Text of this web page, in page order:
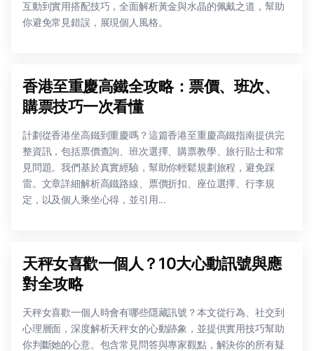
互動到實用搭配技巧，全面解析黃金與水晶的佩戴之道，幫助
你避免常見錯誤，展現個人風格。
香港至重慶高鐵全攻略：票價、班次、
購票技巧一次看懂
計劃從香港坐高鐵到重慶嗎？這篇香港至重慶高鐵指南提供完
整資訊，包括票價查詢、班次選擇、購票教學、旅行貼士和常
見問題。我們基於真實經驗，幫助你輕鬆規劃旅程，避免踩
雷。文章詳細解析高鐵路線、票價折扣、座位選擇、行李規
定，以及個人乘坐心得，並引用...
天秤女喜歡一個人？10大心動訊號與應
對全攻略
天秤女喜歡一個人時會有哪些隱藏訊號？本文從行為、社交到
心理層面，深度解析天秤女的心動跡象，並提供實用技巧幫助
你判斷她的心意。包含常見問答與專家觀點，解決你的所有疑